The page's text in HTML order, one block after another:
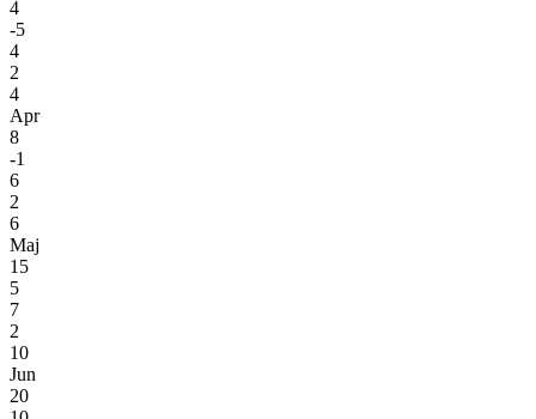
4
-5
4
2
4
Apr
8
-1
6
2
6
Maj
15
5
7
2
10
Jun
20